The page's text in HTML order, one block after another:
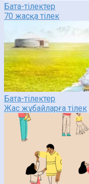
Бата-тілектер
70 жасқа тілек
Бата-тілектер
Жас жұбайларға тілек